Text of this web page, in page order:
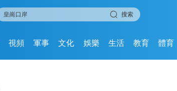
搜索
視頻 軍事 文化 娛樂 生活 教育 體育